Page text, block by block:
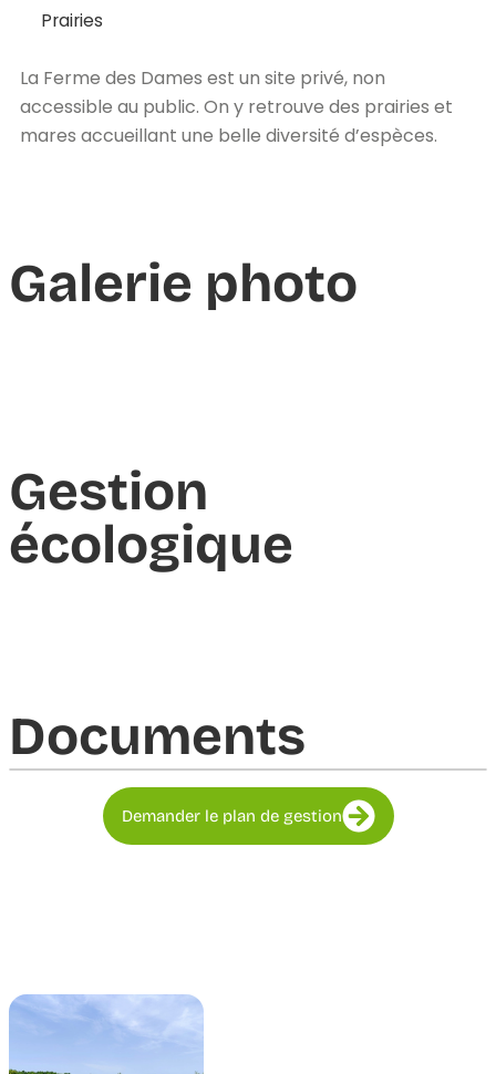
Prairies
La Ferme des Dames est un site privé, non
accessible au public. On y retrouve des prairies et
mares accueillant une belle diversité d’espèces.
Galerie photo
Gestion
écologique
Documents​
Demander le plan de gestion